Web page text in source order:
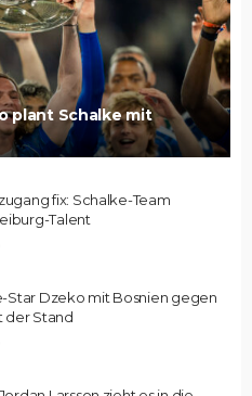
plant Schalke mit
fix: Schalke-Team
Talent
Star Dzeko mit Bosnien gegen
der Stand